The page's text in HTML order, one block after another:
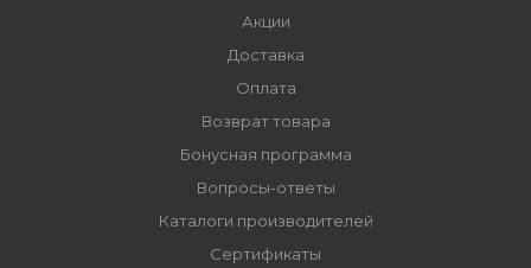
Акции
Доставка
Оплата
Возврат товара
Бонусная программа
Вопросы-ответы
Каталоги производителей
Сертификаты